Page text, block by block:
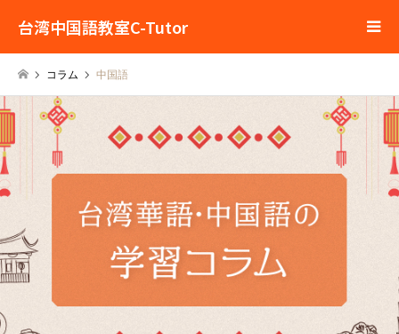
台湾中国語教室C-Tutor
コラム 中国語